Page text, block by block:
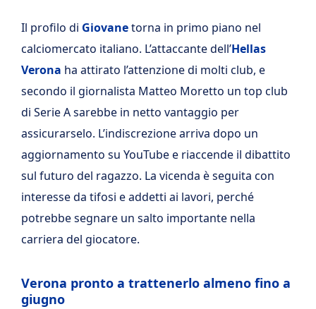
Il profilo di Giovanetorna in primo piano nel
calciomercato italiano. L’attaccante dell’Hellas
Verona ha attirato l’attenzione di molti club, e
secondo il giornalista Matteo Moretto un top club
di Serie A sarebbe in netto vantaggio per
assicurarselo. L’indiscrezione arriva dopo un
aggiornamento su YouTube e riaccende il dibattito
sul futuro del ragazzo. La vicenda è seguita con
interesse da tifosi e addetti ai lavori, perché
potrebbe segnare un salto importante nella
carriera del giocatore.
Verona pronto a trattenerlo almeno fino a
giugno